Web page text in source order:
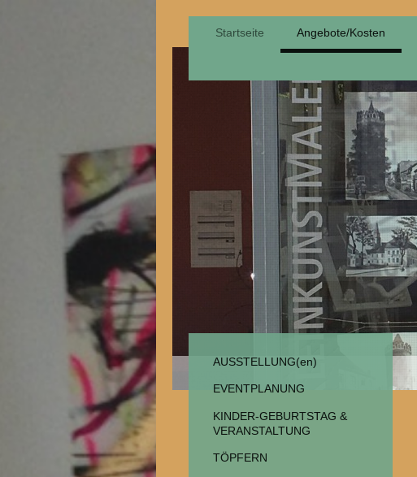
Startseite Angebote/Kosten
AUSSTELLUNG(en)
EVENTPLANUNG
KINDER-GEBURTSTAG &
VERANSTALTUNG
TÖPFERN